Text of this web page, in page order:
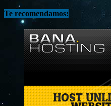
Te recomendamos: